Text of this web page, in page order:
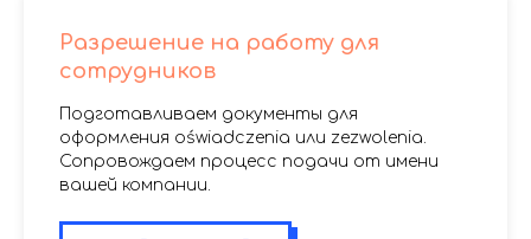
Разрешение на работу для
сотрудников
Подготавливаем документы для
оформления oświadczenia или zezwolenia.
Сопровождаем процесс подачи от имени
вашей компании.